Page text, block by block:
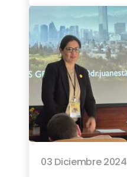
03 Diciembre 2024